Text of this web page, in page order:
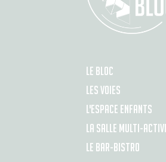
LE BLOC
LES VOIES
L'ESPACE ENFANTS
LA SALLE MULTI-
LE BAR-BISTRO